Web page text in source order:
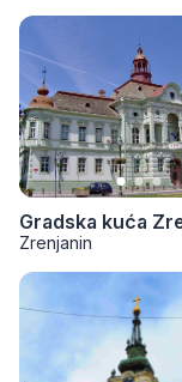
Gradska kuća
Zrenjanin